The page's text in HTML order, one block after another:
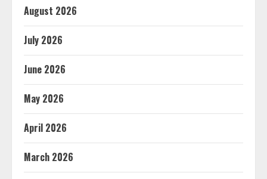
August 2026
July 2026
June 2026
May 2026
April 2026
March 2026